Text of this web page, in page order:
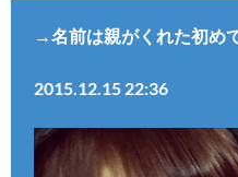
→名前は親がくれた初め
2015.12.15 22:36